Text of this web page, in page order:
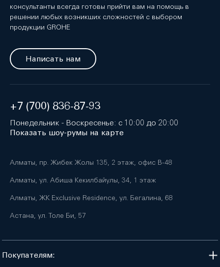
консультанты всегда готовы прийти вам на помощь в
решении любых возникших сложностей с выбором
продукции GROHE
Написать нам
+7 (700) 836-87-93
Понедельник - Воскресенье: с 10:00 до 20:00
Показать шоу-румы на карте
Алматы, пр. Жибек Жолы 135, 2 этаж, офис B-48
Алматы, ул. Абиша Кекилбайулы, 34, 1 этаж
Алматы, ЖК Exclusive Residence, ул. Бегалина, 68
Астана, ул. Толе Би, 57
Покупателям: